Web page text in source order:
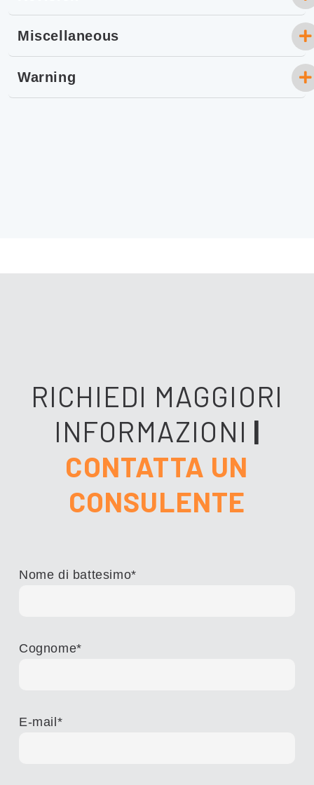
Miscellaneous
Warning
RICHIEDI MAGGIORI
INFORMAZIONI |
CONTATTA UN
CONSULENTE
Nome di battesimo*
Cognome*
E-mail *